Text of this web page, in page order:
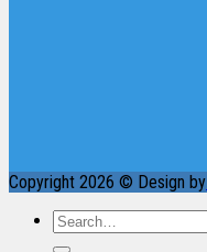
Copyright 2026 © Design by
Search
for: